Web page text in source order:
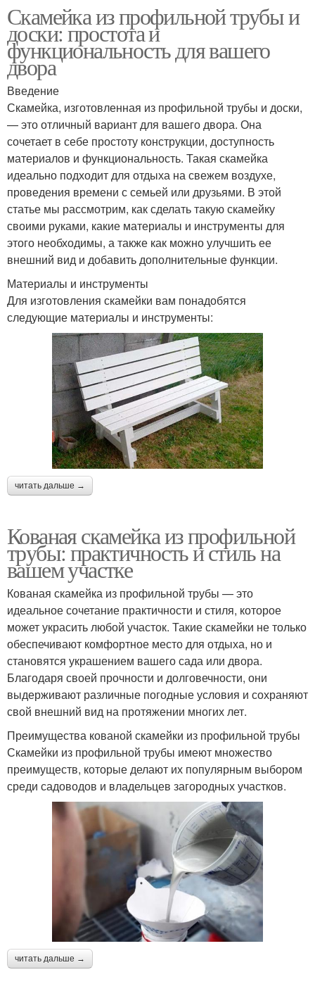
Скамейка из профильной трубы и
доски: простота и
функциональность для вашего
двора
Введение
Скамейка, изготовленная из профильной трубы и доски,
— это отличный вариант для вашего двора. Она
сочетает в себе простоту конструкции, доступность
материалов и функциональность. Такая скамейка
идеально подходит для отдыха на свежем воздухе,
проведения времени с семьей или друзьями. В этой
статье мы рассмотрим, как сделать такую скамейку
своими руками, какие материалы и инструменты для
этого необходимы, а также как можно улучшить ее
внешний вид и добавить дополнительные функции.
Материалы и инструменты
Для изготовления скамейки вам понадобятся
следующие материалы и инструменты:
читать дальше →
Кованая скамейка из профильной
трубы: практичность и стиль на
вашем участке
Кованая скамейка из профильной трубы — это
идеальное сочетание практичности и стиля, которое
может украсить любой участок. Такие скамейки не только
обеспечивают комфортное место для отдыха, но и
становятся украшением вашего сада или двора.
Благодаря своей прочности и долговечности, они
выдерживают различные погодные условия и сохраняют
свой внешний вид на протяжении многих лет.
Преимущества кованой скамейки из профильной трубы
Скамейки из профильной трубы имеют множество
преимуществ, которые делают их популярным выбором
среди садоводов и владельцев загородных участков.
читать дальше →